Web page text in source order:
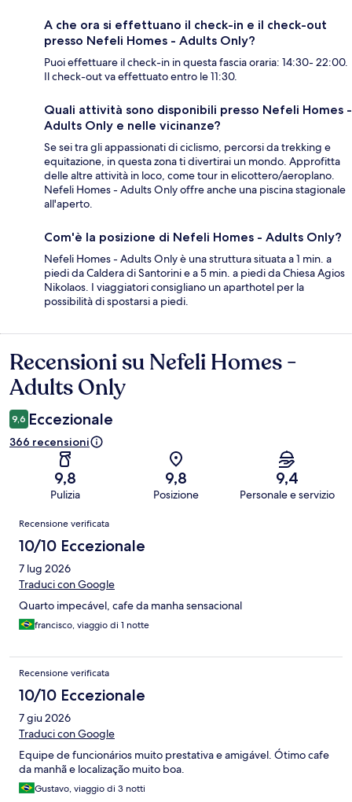
A che ora si effettuano il check-in e il check-out
presso Nefeli Homes - Adults Only?
Puoi effettuare il check-in in questa fascia oraria: 14:30- 22:00.
Il check-out va effettuato entro le 11:30.
Quali attività sono disponibili presso Nefeli Homes -
Adults Only e nelle vicinanze?
Se sei tra gli appassionati di ciclismo, percorsi da trekking e
equitazione, in questa zona ti divertirai un mondo. Approfitta
delle altre attività in loco, come tour in elicottero/aeroplano.
Nefeli Homes - Adults Only offre anche una piscina stagionale
all'aperto.
Com'è la posizione di Nefeli Homes - Adults Only?
Nefeli Homes - Adults Only è una struttura situata a 1 min. a
piedi da Caldera di Santorini e a 5 min. a piedi da Chiesa Agios
Nikolaos. I viaggiatori consigliano un aparthotel per la
possibilità di spostarsi a piedi.
Recensioni
Recensioni su Nefeli Homes -
Adults Only
9,6 Eccezionale
366 recensioni
9,8
Pulizia
9,8
Posizione
9,4
Personale e servizio
Recensioni
Recensione verificata
10/10 Eccezionale
7 lug 2026
Traduci con Google
Quarto impecável, cafe da manha sensacional
francisco, viaggio di 1 notte
Recensione verificata
10/10 Eccezionale
7 giu 2026
Traduci con Google
Equipe de funcionários muito prestativa e amigável. Ótimo cafe
da manhã e localização muito boa.
Gustavo, viaggio di 3 notti